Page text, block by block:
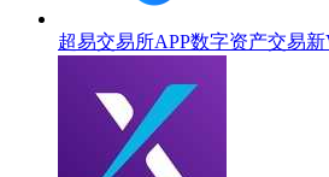
超易交易所APP数字资产交易新